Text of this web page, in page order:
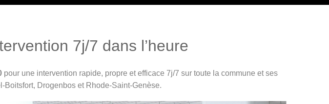
7j/7 dans l’heure
pour une intervention rapide, propre et efficace 7j/7 sur toute la commune et ses
Boitsfort, Drogenbos et Rhode-Saint-Genèse.